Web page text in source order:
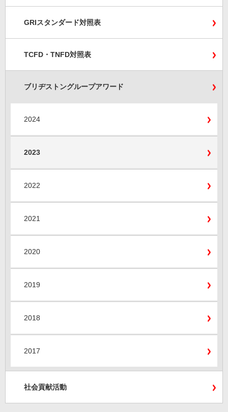
GRIスタンダード対照表
TCFD・TNFD対照表
ブリヂストングループアワード
2024
2023
2022
2021
2020
2019
2018
2017
社会貢献活動